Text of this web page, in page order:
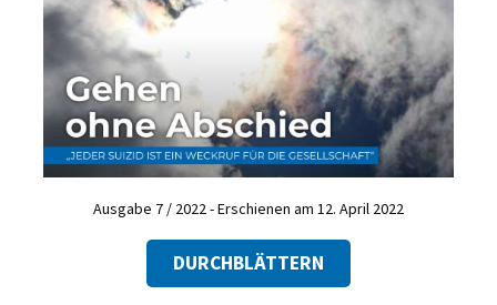
Ausgabe 7 / 2022 - Erschienen am 12. April 2022
DURCHBLÄTTERN